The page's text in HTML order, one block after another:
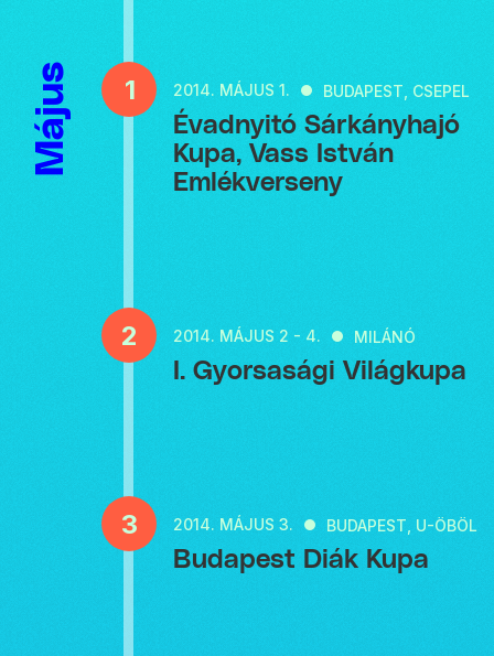
Május 1 2014. MÁJUS 1. BUDAPEST, CSEPEL
Évadnyitó Sárkányhajó
Kupa, Vass István
Emlékverseny
2 2014. MÁJUS 2 - 4. MILÁNÓ
I. Gyorsasági Világkupa
3 2014. MÁJUS 3. BUDAPEST, U-ÖBÖL
Budapest Diák Kupa